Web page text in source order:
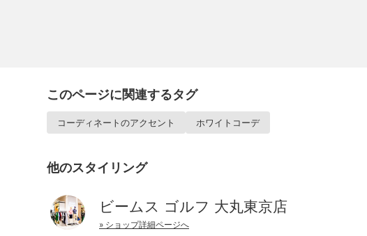
このページに関連するタグ
コーディネートのアクセント ホワイトコーデ
他のスタイリング
ビームス ゴルフ 大丸東京店
» ショップ詳細ページへ